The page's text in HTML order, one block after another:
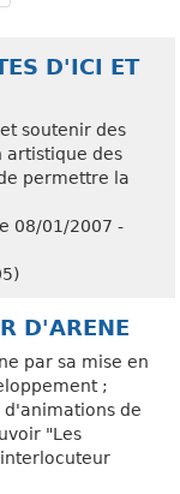
D'ICI ET
soutenir des
artistique des
permettre la
08/01/2007 -
D'ARENE
par sa mise en
;
de
"Les